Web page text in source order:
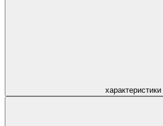
характеристики